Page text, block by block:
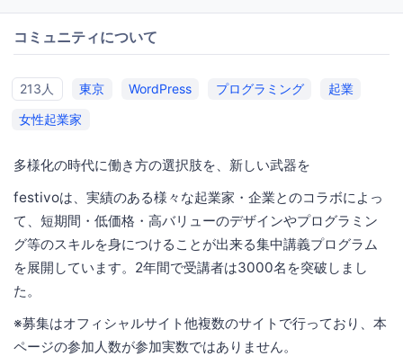
コミュニティについて
213人 東京 WordPress プログラミング
起業
女性起業家
多様化の時代に働き方の選択肢を、新しい武器を
festivoは、実績のある様々な起業家・企業とのコラボによっ
て、短期間・低価格・高バリューのデザインやプログラミン
グ等のスキルを身につけることが出来る集中講義プログラム
を展開しています。2年間で受講者は3000名を突破しまし
た。
※募集はオフィシャルサイト他複数のサイトで行っており、本
ページの参加人数が参加実数ではありません。